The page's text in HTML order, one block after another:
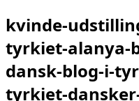
kvinde-
tyrkiet-alanya-
dansk-blog-i-
tyrkiet-